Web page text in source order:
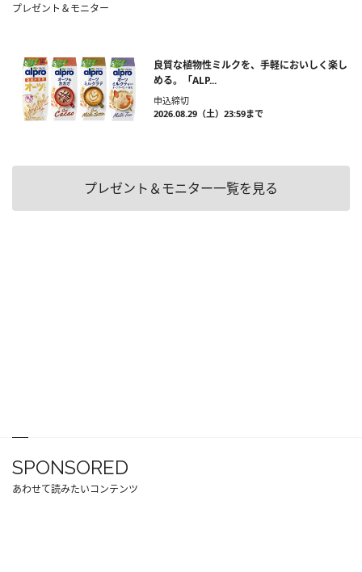
プレゼント＆モニター
良質な植物性ミルクを、手軽においしく楽し
める。「ALP...
申込締切
2026.08.29（土）23:59まで
プレゼント＆モニター一覧を見る
SPONSORED
あわせて読みたいコンテンツ